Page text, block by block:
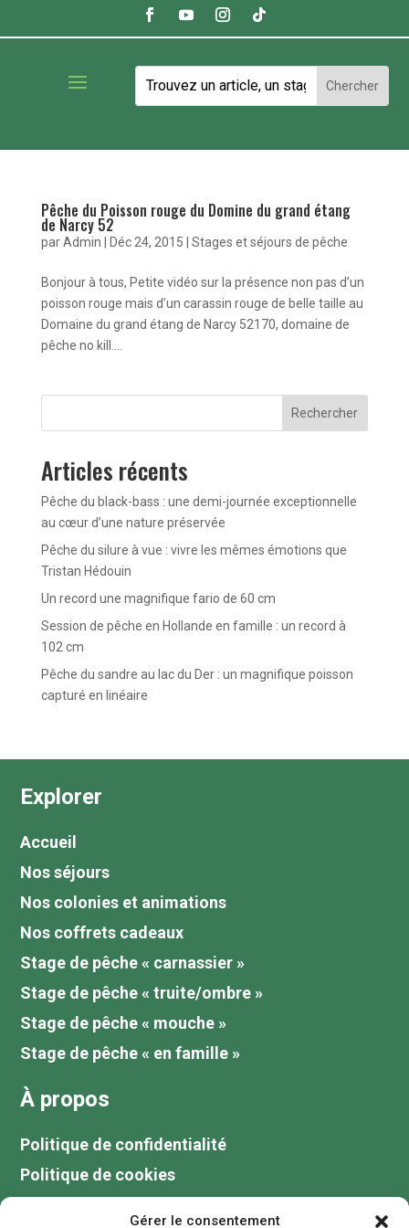
Gérer le consentement
Pêche du Poisson rouge du Domine du grand étang
de Narcy 52
parAdmin Déc 24, 2015 Stages et séjours de pêche
Bonjour à tous, Petite vidéo sur la présence non pas d’un
poisson rouge mais d’un carassin rouge de belle taille au
Domaine du grand étang de Narcy 52170, domaine de
pêche no kill....
Rechercher
Articles récents
Pêche du black-bass : une demi-journée exceptionnelle
au cœur d’une nature préservée
Pêche du silure à vue : vivre les mêmes émotions que
Tristan Hédouin
Un record une magnifique fario de 60 cm
Session de pêche en Hollande en famille : un record à
102 cm
Pêche du sandre au lac du Der : un magnifique poisson
capturé en linéaire
Explorer
Accueil
Nos séjours
Nos colonies et animations
Nos coffrets cadeaux
Stage de pêche « carnassier »
Stage de pêche « truite/ombre »
Stage de pêche « mouche »
Stage de pêche « en famille »
À propos
Politique de confidentialité
Politique de cookies